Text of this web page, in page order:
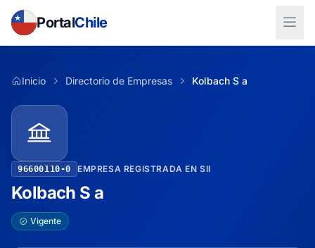
PortalChile
Inicio Directorio de Empresas Kolbach S a
96600110-0 EMPRESA REGISTRADA EN SII
Kolbach S a
Vigente